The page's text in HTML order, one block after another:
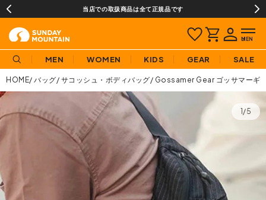
当店での取扱商品は全て正規品です
MEN WOMEN KIDS GEAR SALE
HOME バッグ サコッシュ・ボディバッグ Gossamer Gear ゴッサマーギ
1/5